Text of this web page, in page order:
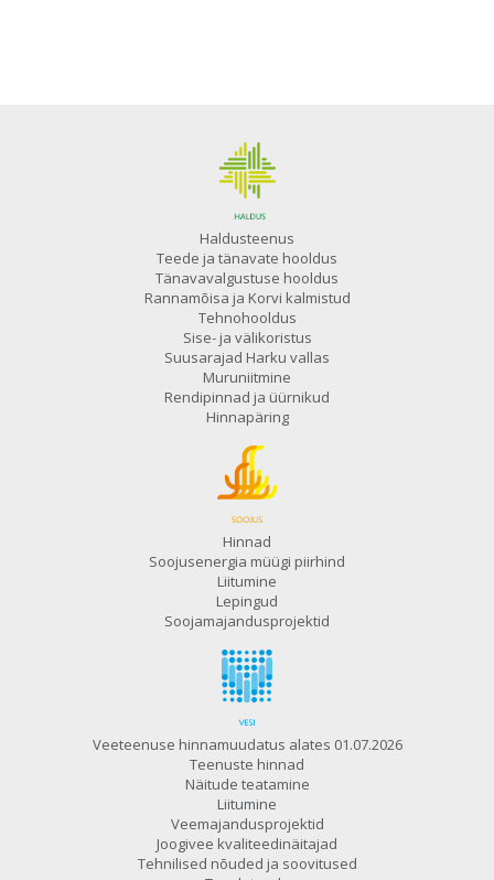
Haldusteenus
Teede ja tänavate hooldus
Tänavavalgustuse hooldus
Rannamõisa ja Korvi kalmistud
Tehnohooldus
Sise- ja välikoristus
Suusarajad Harku vallas
Muruniitmine
Rendipinnad ja üürnikud
Hinnapäring
Hinnad
Soojusenergia müügi piirhind
Liitumine
Lepingud
Soojamajandusprojektid
Veeteenuse hinnamuudatus alates 01.07.2026
Teenuste hinnad
Näitude teatamine
Liitumine
Veemajandusprojektid
Joogivee kvaliteedinäitajad
Tehnilised nõuded ja soovitused